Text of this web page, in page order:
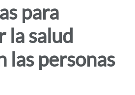
para
la salud
las personas